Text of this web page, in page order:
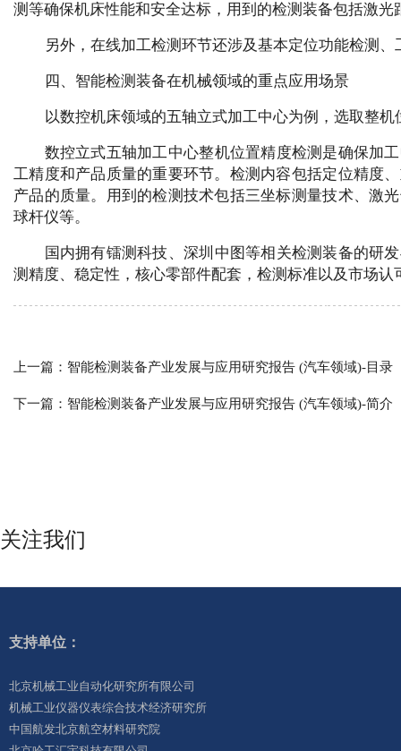
测等确保机床性能和安全达标，用到的检测装备包括激
另外，在线加工检测环节还涉及基本定位功能检测
四、智能检测装备在机械领域的重点应用场景
以数控机床领域的五轴立式加工中心为例，选取整
数控立式五轴加工中心整机位置精度检测是确保加
工精度和产品质量的重要环节。检测内容包括定位精度
产品的质量。用到的检测技术包括三坐标测量技术、激
球杆仪等。
国内拥有镭测科技、深圳中图等相关检测装备的研
测精度、稳定性，核心零部件配套，检测标准以及市场认
上一篇： 智能检测装备产业发展与应用研究报告 (汽车领域)-目录
下一篇： 智能检测装备产业发展与应用研究报告 (汽车领域)-简介
关注我们
支持单位：
北京机械工业自动化研究所有限公司
机械工业仪器仪表综合技术经济研究所
中国航发北京航空材料研究院